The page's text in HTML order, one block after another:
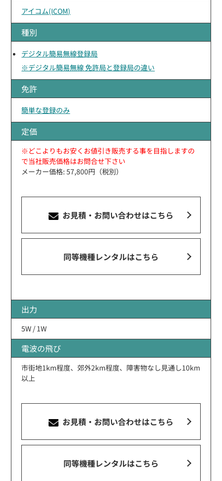
アイコム(ICOM)
種別
デジタル簡易無線登録局
※デジタル簡易無線 免許局と登録局の違い
免許
簡単な登録のみ
定価
※どこよりもお安くお値引き販売する事を目指しますの
で当社販売価格はお問合せ下さい
メーカー価格: 57,800円（税別）
お見積・お問い合わせはこちら
同等機種レンタルはこちら
出力
5W / 1W
電波の飛び
市街地1km程度、郊外2km程度、障害物なし見通し10km
以上
お見積・お問い合わせはこちら
同等機種レンタルはこちら